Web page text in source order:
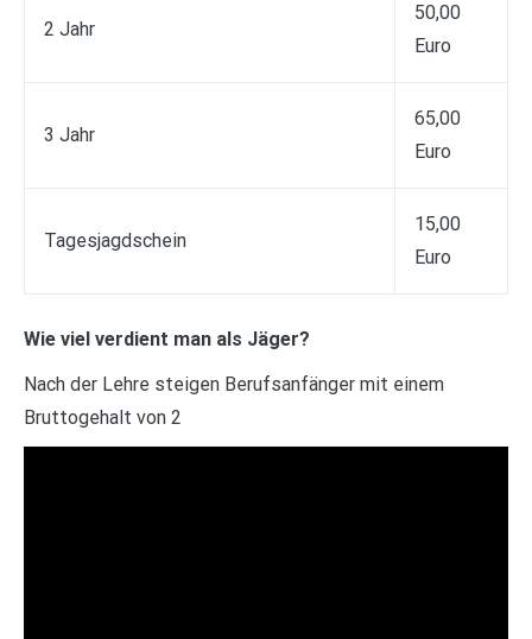
2 Jahr
50,00
Euro
3 Jahr
65,00
Euro
Tagesjagdschein
15,00
Euro
Wie viel verdient man als Jäger?
Nach der Lehre steigen Berufsanfänger mit einem
Bruttogehalt von 2